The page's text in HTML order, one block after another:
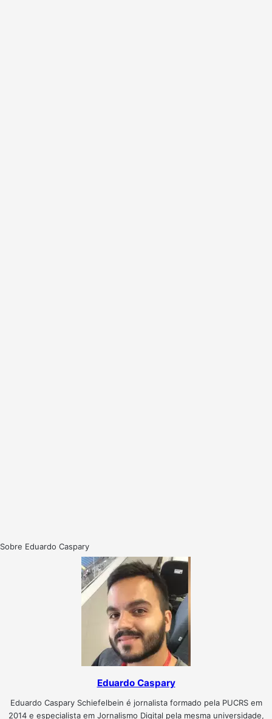
Sobre Eduardo Caspary
Eduardo Caspary
Eduardo Caspary Schiefelbein é jornalista formado pela PUCRS em
2014 e especialista em Jornalismo Digital pela mesma universidade,